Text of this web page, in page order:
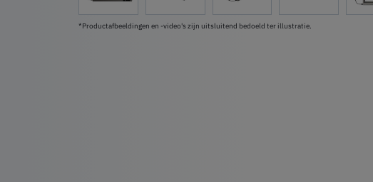
*Productafbeeldingen en -video's zijn uitsluitend bedoeld ter illustratie.